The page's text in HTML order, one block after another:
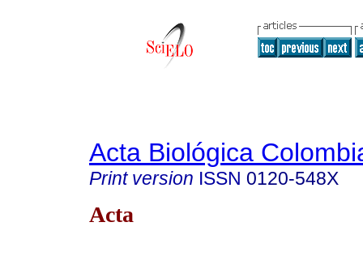
Acta Biológica
Print version ISSN 0120-548X
Acta